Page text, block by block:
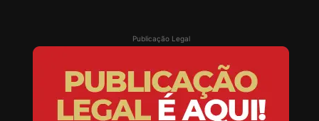
Publicação Legal